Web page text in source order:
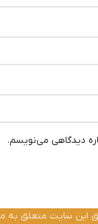
دیدگاهی می‌نویسم.
این سایت متعلق به